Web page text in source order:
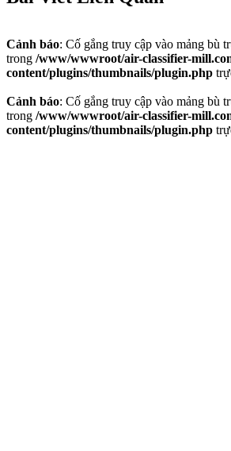
Cảnh báo: Cố gắng truy cập vào mảng bù
trong /www/wwwroot/air-classifier-
content/plugins/thumbnails/plugin.php
Cảnh báo: Cố gắng truy cập vào mảng bù
trong /www/wwwroot/air-classifier-
content/plugins/thumbnails/plugin.php